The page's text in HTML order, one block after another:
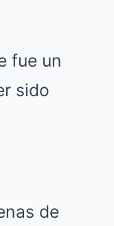
fue un
sido
de